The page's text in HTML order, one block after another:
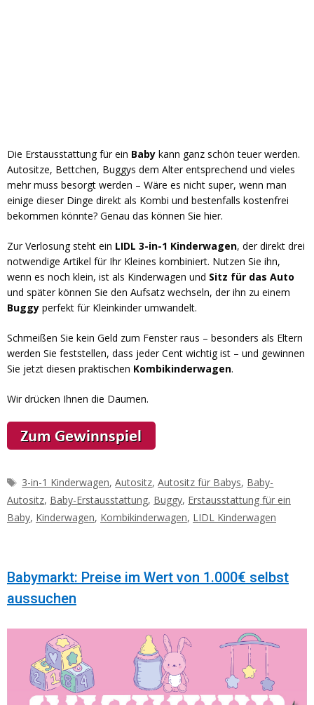
Die Erstausstattung für ein Baby kann ganz schön teuer werden.
Autositze, Bettchen, Buggys dem Alter entsprechend und vieles
mehr muss besorgt werden – Wäre es nicht super, wenn man
einige dieser Dinge direkt als Kombi und bestenfalls kostenfrei
bekommen könnte? Genau das können Sie hier.
Zur Verlosung steht ein LIDL 3-in-1 Kinderwagen, der direkt drei
notwendige Artikel für Ihr Kleines kombiniert. Nutzen Sie ihn,
wenn es noch klein, ist als Kinderwagen und Sitz für das Auto
und später können Sie den Aufsatz wechseln, der ihn zu einem
Buggy perfekt für Kleinkinder umwandelt.
Schmeißen Sie kein Geld zum Fenster raus – besonders als Eltern
werden Sie feststellen, dass jeder Cent wichtig ist – und gewinnen
Sie jetzt diesen praktischen Kombikinderwagen.
Wir drücken Ihnen die Daumen.
Schlagwörter
3-in-1 Kinderwagen,Autositz,Autositz für Babys, Baby-
Autositz, Baby-Erstausstattung, Buggy, Erstausstattung für ein
Baby, Kinderwagen, Kombikinderwagen, LIDL Kinderwagen
Babymarkt: Preise im Wert von 1.000€ selbst
aussuchen